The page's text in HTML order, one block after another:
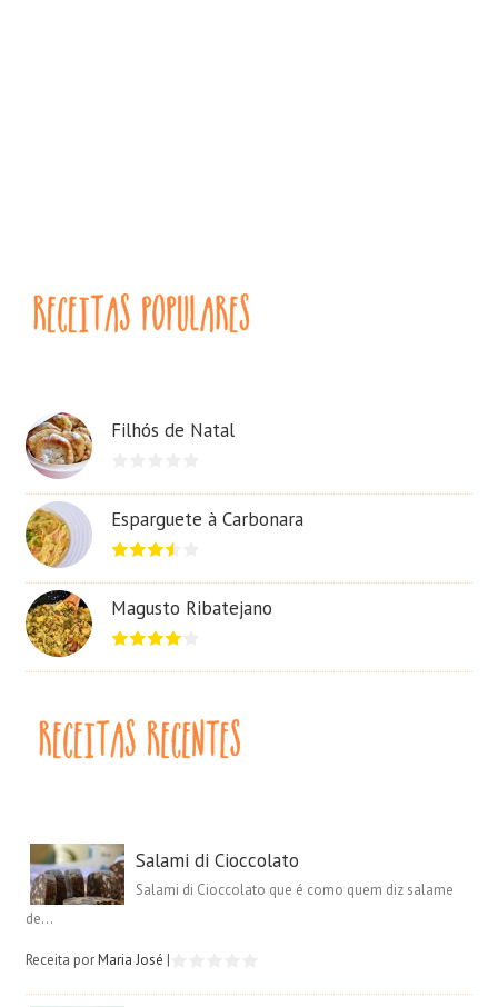
Filhós de Natal
Esparguete à Carbonara
Magusto Ribatejano
Salami di Cioccolato
Salami di Cioccolato que é como quem diz salame
de...
Receita porMaria José |